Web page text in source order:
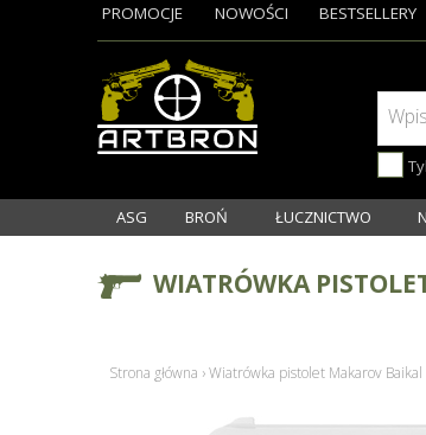
PROMOCJE NOWOŚCI BESTSELLERY
ASG BROŃ ŁUCZNICTWO
WIATRÓWKA
Strona główna ›Wiatrówka pistolet Makarov